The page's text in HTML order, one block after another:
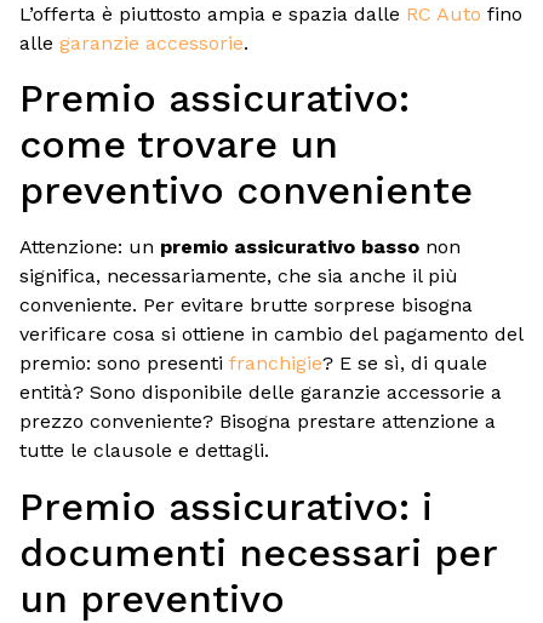
L’offerta è piuttosto ampia e spazia dalle RC Auto fino
alle garanzie accessorie.
Premio assicurativo:
come trovare un
preventivo conveniente
Attenzione: un premio assicurativo basso non
significa, necessariamente, che sia anche il più
conveniente. Per evitare brutte sorprese bisogna
verificare cosa si ottiene in cambio del pagamento del
premio: sono presenti franchigie? E se sì, di quale
entità? Sono disponibile delle garanzie accessorie a
prezzo conveniente? Bisogna prestare attenzione a
tutte le clausole e dettagli.
Premio assicurativo: i
documenti necessari per
un preventivo